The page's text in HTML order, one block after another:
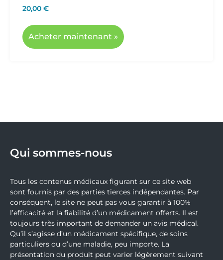
20,00 €
Acheter maintenant »
Qui sommes-nous
Tous les contenus médicaux figurant sur ce site web
sont fournis par des parties tierces indépendantes. Par
conséquent, le site ne peut pas vous garantir à 100%
l’efficacité et la fiabilité d’un médicament offerts. Il est
toujours très important de demander un avis médical.
Qu’il s’agisse d’un médicament spécifique, de soins
particuliers ou d’une maladie, peu importe. La
présentation du produit peut varier légèrement suivant